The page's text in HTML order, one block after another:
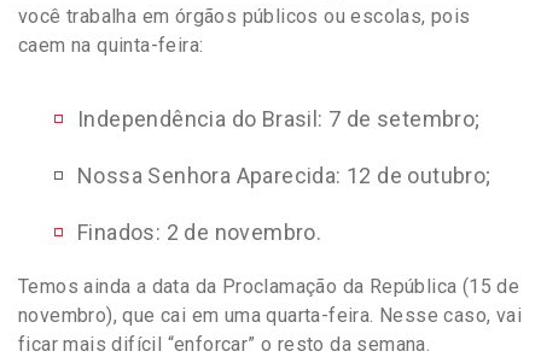
você trabalha em órgãos públicos ou escolas, pois
caem na quinta-feira:
Independência do Brasil: 7 de setembro;
Nossa Senhora Aparecida: 12 de outubro;
Finados: 2 de novembro.
Temos ainda a data da Proclamação da República (15 de
novembro), que cai em uma quarta-feira. Nesse caso, vai
ficar mais difícil “enforcar” o resto da semana.